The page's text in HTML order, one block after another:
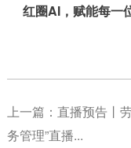
红圈AI，赋能每一
上一篇： 直播预告丨
务管理”直播...